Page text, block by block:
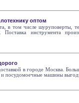
оптом
в том числе шуруповерты,
инструмента
в городе Москва.
и посудомоечные машины